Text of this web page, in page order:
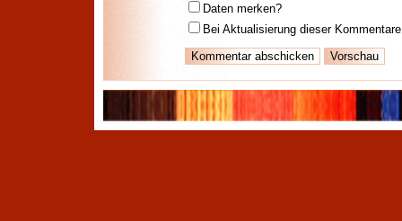
Daten merken?
Bei Aktualisierung dieser